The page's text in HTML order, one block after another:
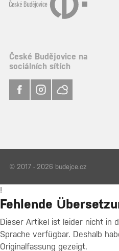
České Budějovice na
sociálních sítích
© 2017 - 2026 budejce.cz
!
Fehlende
Dieser Artikel ist leider nicht in
Sprache verfügbar. Deshalb
Originalfassung gezeigt.